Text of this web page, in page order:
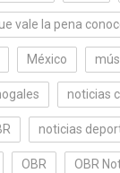
vale la pena
México
noticias
noticias
OBR OBR